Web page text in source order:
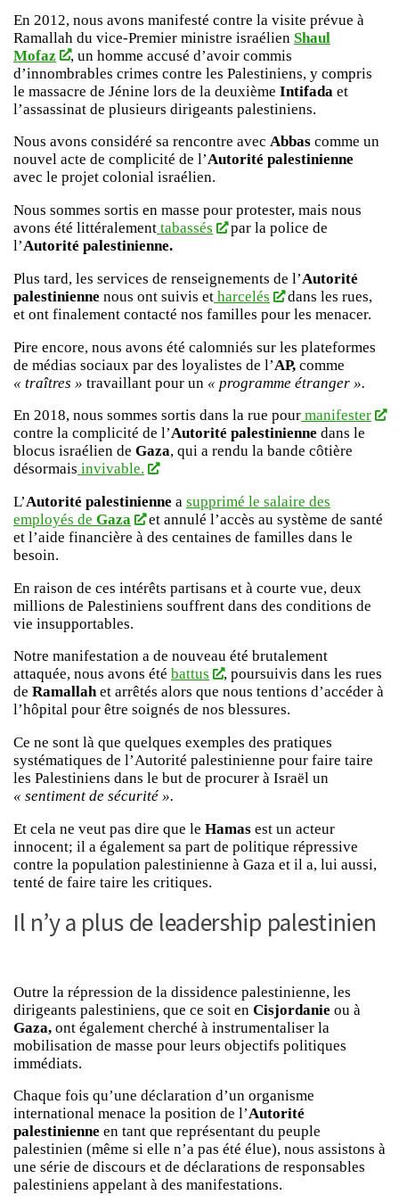
En 2012, nous avons manifesté contre la visite prévue à
Ramallah du vice-Premier ministre israélien Shaul
Mofaz
, un homme accusé d’avoir commis
d’innombrables crimes contre les Palestiniens, y compris
le massacre de Jénine lors de la deuxième Intifada et
l’assassinat de plusieurs dirigeants palestiniens.
Nous avons considéré sa rencontre avec Abbas comme un
nouvel acte de complicité de l’Autorité palestinienne
avec le projet colonial israélien.
Nous sommes sortis en masse pour protester, mais nous
avons été littéralement tabassés
par la police de
l’Autorité palestinienne.
Plus tard, les services de renseignements de l’Autorité
palestinienne nous ont suivis et harcelés
dans les rues,
et ont finalement contacté nos familles pour les menacer.
Pire encore, nous avons été calomniés sur les plateformes
de médias sociaux par des loyalistes de l’AP, comme
« traîtres » travaillant pour un « programme étranger ».
En 2018, nous sommes sortis dans la rue pour manifester
contre la complicité de l’Autorité palestinienne dans le
blocus israélien de Gaza, qui a rendu la bande côtière
désormais invivable.
L’Autorité palestinienne a supprimé le salaire des
employés de Gaza
et annulé l’accès au système de santé
et l’aide financière à des centaines de familles dans le
besoin.
En raison de ces intérêts partisans et à courte vue, deux
millions de Palestiniens souffrent dans des conditions de
vie insupportables.
Notre manifestation a de nouveau été brutalement
attaquée, nous avons été battus
, poursuivis dans les rues
de Ramallahet arrêtés alors que nous tentions d’accéder à
l’hôpital pour être soignés de nos blessures.
Ce ne sont là que quelques exemples des pratiques
systématiques de l’Autorité palestinienne pour faire taire
les Palestiniens dans le but de procurer à Israël un
« sentiment de sécurité ».
Et cela ne veut pas dire que le Hamas est un acteur
innocent; il a également sa part de politique répressive
contre la population palestinienne à Gaza et il a, lui aussi,
tenté de faire taire les critiques.
Il n’y a plus de leadership palestinien
Outre la répression de la dissidence palestinienne, les
dirigeants palestiniens, que ce soit en Cisjordanie ou à
Gaza, ont également cherché à instrumentaliser la
mobilisation de masse pour leurs objectifs politiques
immédiats.
Chaque fois qu’une déclaration d’un organisme
international menace la position de l’Autorité
palestinienne en tant que représentant du peuple
palestinien (même si elle n’a pas été élue), nous assistons à
une série de discours et de déclarations de responsables
palestiniens appelant à des manifestations.